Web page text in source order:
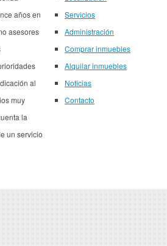
años en
asesores
al
muy
la
un servicio
Servicios
Administración
Comprar inmuebles
Alquilar inmuebles
Noticias
Contacto